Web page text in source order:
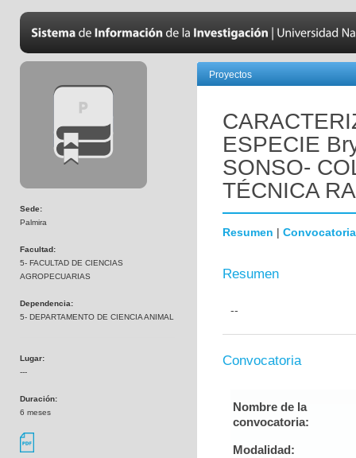
Sede:
Palmira
Facultad:
5- FACULTAD DE CIENCIAS
AGROPECUARIAS
Dependencia:
5- DEPARTAMENTO DE CIENCIA ANIMAL
Lugar:
---
Duración:
6 meses
Proyectos
ESPECIE
SONSO-
TÉCNICA
Resumen | Convocatoria
Resumen
--
Convocatoria
Nombre de la
convocatoria:
Modalidad: